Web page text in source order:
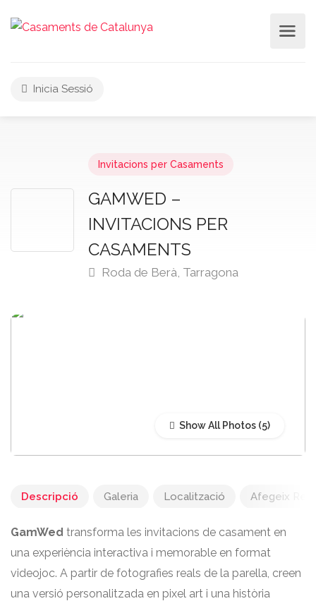
Inicia Sessió
Invitacions per Casaments
GAMWED –
INVITACIONS PER
CASAMENTS
Roda de Berà, Tarragona
Show All Photos
Descripció Galeria Localització Afegeix
GamWed transforma les invitacions de casament en
una experiència interactiva i memorable en format
videojoc. A partir de fotografies reals de la parella, creen
una versió personalitzada en pixel art i una història